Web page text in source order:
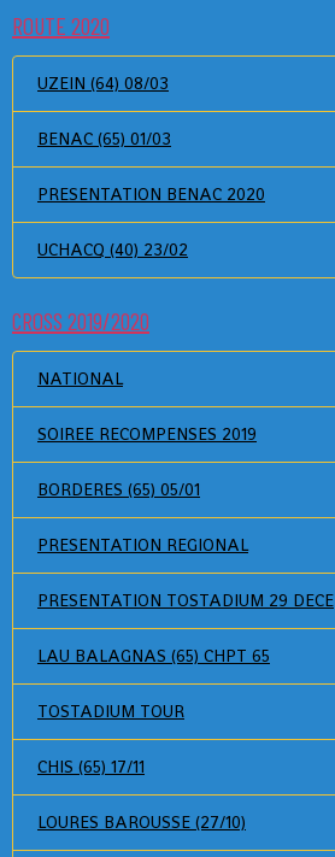
ROUTE 2020
UZEIN (64) 08/03
BENAC (65) 01/03
PRESENTATION BENAC 2020
UCHACQ (40) 23/02
CROSS 2019/2020
NATIONAL
SOIREE RECOMPENSES 2019
BORDERES (65) 05/01
PRESENTATION REGIONAL
PRESENTATION TOSTADIUM 29 DECE
LAU BALAGNAS (65) CHPT 65
TOSTADIUM TOUR
CHIS (65) 17/11
LOURES BAROUSSE (27/10)